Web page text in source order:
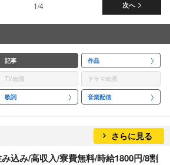
次へ
1/4
記事 作品
TV出演 ドラマ出演
歌詞 音楽配信
さらに見る
込み/高収入/寮費無料/時給1800円/8割